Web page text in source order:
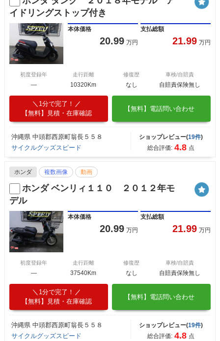
イドリングストップ付き
本体価格
20.99 万円
支払総額
21.99 万円
初度登録年
―
走行距離
10320Km
修復歴
なし
車検/自賠責
自賠責保険無し
1分で完了！
【無料】見積・在庫確認
【無料】電話問い合わせ
沖縄県 中頭郡西原町翁長５５８
サイクルグッズスピード
ショップレビュー(19件)
総合評価: 4.8 点
ホンダ 複数画像 動画
ホンダ ベンリィ１１０ ２０１２年モ
デル
本体価格
20.99 万円
支払総額
21.99 万円
初度登録年
―
走行距離
37540Km
修復歴
なし
車検/自賠責
自賠責保険無し
1分で完了！
【無料】見積・在庫確認
【無料】電話問い合わせ
沖縄県 中頭郡西原町翁長５５８
サイクルグッズスピード
ショップレビュー(19件)
総合評価: 4.8 点